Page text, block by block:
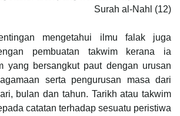
Surah al-Nahl (12)
mengetahui ilmu falak juga
pembuatan takwim kerana ia
yang bersangkut paut dengan urusan
serta pengurusan masa dari
bulan dan tahun. Tarikh atau takwim
catatan terhadap sesuatu peristiwa